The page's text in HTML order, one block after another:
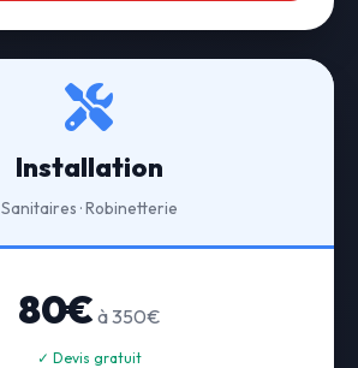
Installation
Sanitaires · Robinetterie
80€ à 350€
✓ Devis gratuit